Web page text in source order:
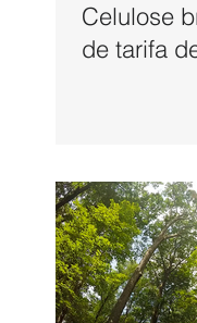
Celulose
de tarifa